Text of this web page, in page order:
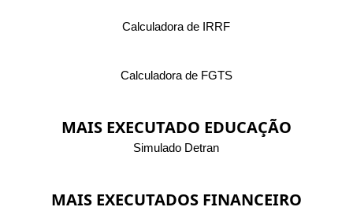
Calculadora de IRRF
Calculadora de FGTS
MAIS EXECUTADO EDUCAÇÃO
Simulado Detran
MAIS EXECUTADOS FINANCEIRO